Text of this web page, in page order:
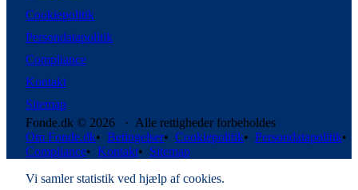
Cookiepolitik
Persondatapolitik
Compliance
Kontakt
Sitemap
Fonde.dk © 2026 · Alle rettigheder forbeholdes
Om Fonde.dk• Betingelser• Cookiepolitik• Persondatapolitik•
Compliance• Kontakt• Sitemap
Vi samler statistik ved hjælp af cookies.